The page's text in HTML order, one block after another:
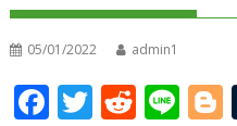
05/01/2022 admin1
F T R Li